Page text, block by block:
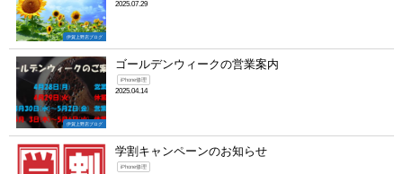
伊賀上野店ブログ
2025.07.29
伊賀上野店ブログ
ゴールデンウィークの営業案内
iPhone修理
2025.04.14
学割キャンペーンのお知らせ
iPhone修理